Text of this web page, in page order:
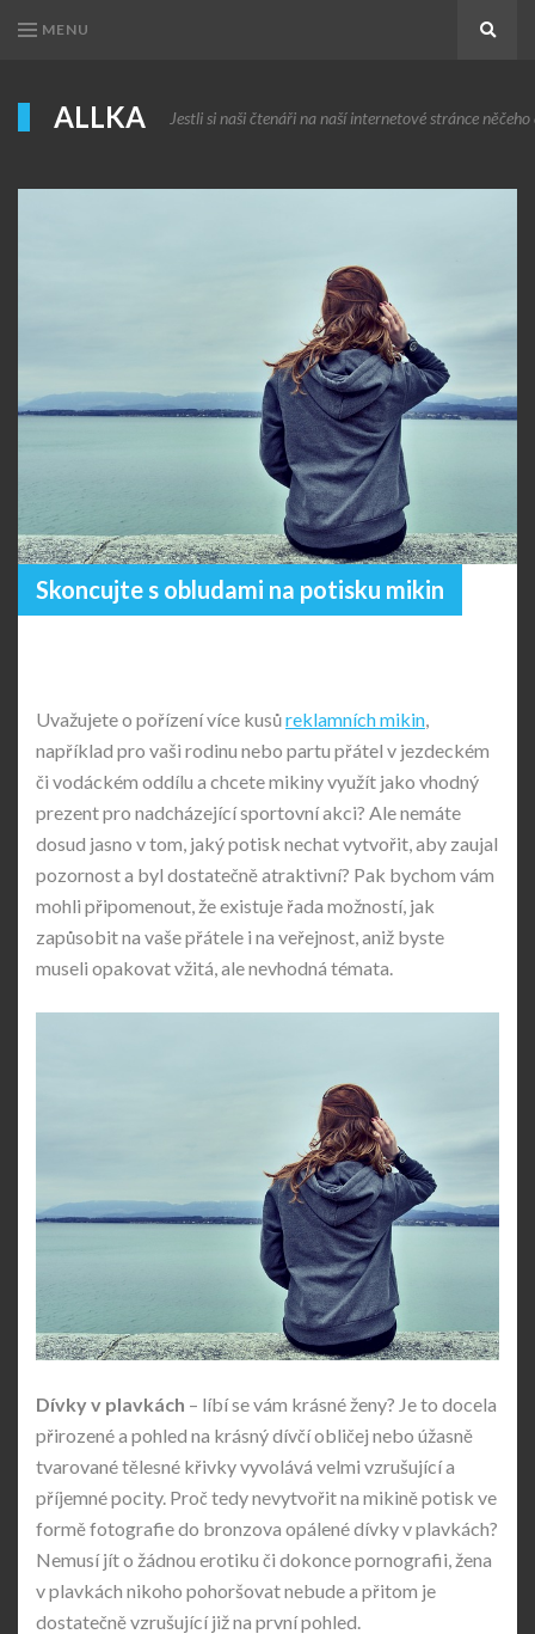
MENU
ALLKA Jestli si naši čtenáři na naší internetové stránce
Skoncujte s obludami na potisku mikin
Uvažujete o pořízení více kusůreklamních mikin
například pro vaši rodinu nebo partu přátel v jezdeckém
či vodáckém oddílu a chcete mikiny využít jako vhodný
prezent pro nadcházející sportovní akci? Ale nemáte
dosud jasno v tom, jaký potisk nechat vytvořit, aby zaujal
pozornost a byl dostatečně atraktivní? Pak bychom vám
mohli připomenout, že existuje řada možností, jak
zapůsobit na vaše přátele i na veřejnost, aniž byste
museli opakovat vžitá, ale nevhodná témata.
Dívky v plavkách – líbí se vám krásné ženy? Je to docela
přirozené a pohled na krásný dívčí obličej nebo úžasně
tvarované tělesné křivky vyvolává velmi vzrušující a
příjemné pocity. Proč tedy nevytvořit na mikině potisk ve
formě fotografie do bronzova opálené dívky v plavkách?
Nemusí jít o žádnou erotiku či dokonce pornografii, žena
v plavkách nikoho pohoršovat nebude a přitom je
dostatečně vzrušující již na první pohled.